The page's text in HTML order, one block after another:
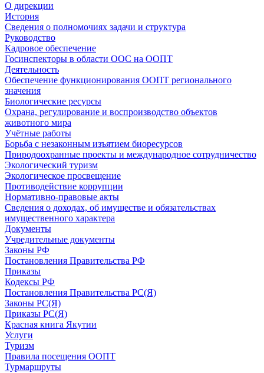
О дирекции
История
Сведения о полномочиях задачи и структура
Руководство
Кадровое обеспечение
Госинспекторы в области ООС на ООПТ
Деятельность
Обеспечение функционирования ООПТ регионального
значения
Биологические ресурсы
Охрана, регулирование и воспроизводство объектов
животного мира
Учётные работы
Борьба с незаконным изъятием биоресурсов
Природоохранные проекты и международное сотрудничество
Экологический туризм
Экологическое просвещение
Противодействие коррупции
Нормативно-правовые акты
Сведения о доходах, об имуществе и обязательствах
имущественного характера
Документы
Учредительные документы
Законы РФ
Постановления Правительства РФ
Приказы
Кодексы РФ
Постановления Правительства РС(Я)
Законы РС(Я)
Приказы РС(Я)
Красная книга Якутии
Услуги
Туризм
Правила посещения ООПТ
Турмаршруты